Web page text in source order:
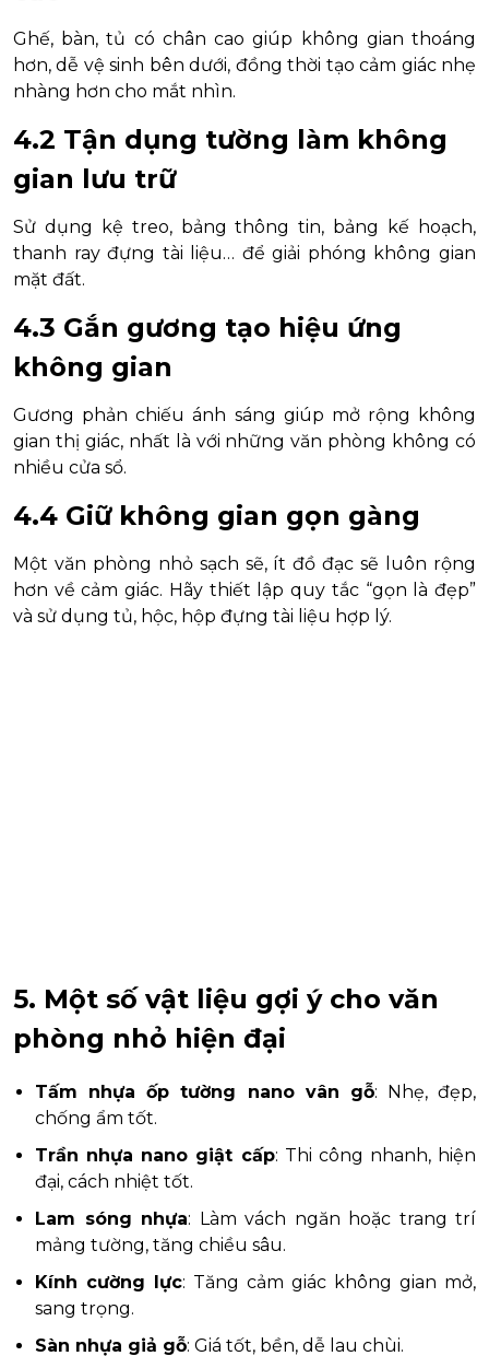
Ghế, bàn, tủ có chân cao giúp không gian thoáng
hơn, dễ vệ sinh bên dưới, đồng thời tạo cảm giác nhẹ
nhàng hơn cho mắt nhìn.
4.2 Tận dụng tường làm không
gian lưu trữ
Sử dụng kệ treo, bảng thông tin, bảng kế hoạch,
thanh ray đựng tài liệu… để giải phóng không gian
mặt đất.
4.3 Gắn gương tạo hiệu ứng
không gian
Gương phản chiếu ánh sáng giúp mở rộng không
gian thị giác, nhất là với những văn phòng không có
nhiều cửa sổ.
4.4 Giữ không gian gọn gàng
Một văn phòng nhỏ sạch sẽ, ít đồ đạc sẽ luôn rộng
hơn về cảm giác. Hãy thiết lập quy tắc “gọn là đẹp”
và sử dụng tủ, hộc, hộp đựng tài liệu hợp lý.
5. Một số vật liệu gợi ý cho văn
phòng nhỏ hiện đại
Tấm nhựa ốp tường nano vân gỗ: Nhẹ, đẹp,
chống ẩm tốt.
Trần nhựa nano giật cấp: Thi công nhanh, hiện
đại, cách nhiệt tốt.
Lam sóng nhựa: Làm vách ngăn hoặc trang trí
mảng tường, tăng chiều sâu.
Kính cường lực: Tăng cảm giác không gian mở,
sang trọng.
Sàn nhựa giả gỗ: Giá tốt, bền, dễ lau chùi.